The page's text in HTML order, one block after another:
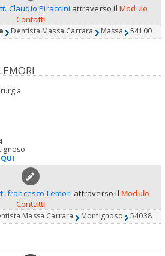
Claudio Piraccini attraverso ilModulo
Contatti
Dentista Massa Carrara Massa 54100
francesco Lemori attraverso il Modulo
Contatti
Massa Carrara Montignoso 54038